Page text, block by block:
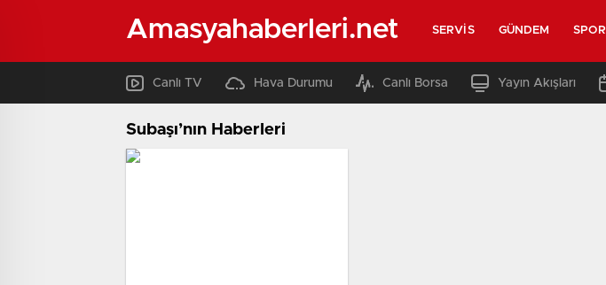
Amasyahaberleri.net SERVIS GÜNDEM SPOR
Canlı TV Hava Durumu Canlı Borsa Yayın Akışları
Subaşı’nın Haberleri